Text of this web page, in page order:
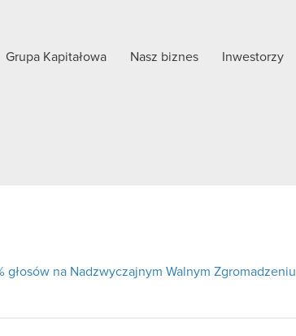
Grupa Kapitałowa Nasz biznes Inwestorzy
na Nadzwyczajnym Walnym Zgromadzeniu